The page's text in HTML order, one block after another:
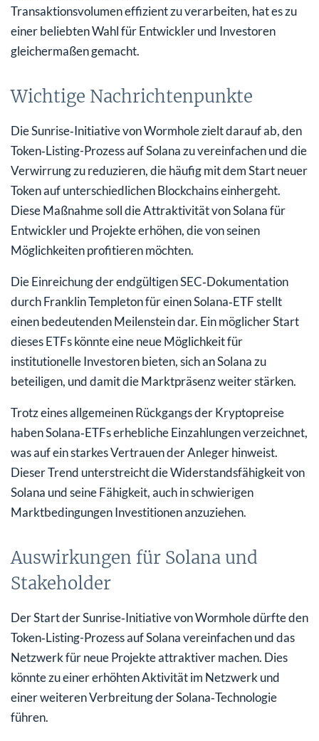
Transaktionsvolumen effizient zu verarbeiten, hat es zu
einer beliebten Wahl für Entwickler und Investoren
gleichermaßen gemacht.
Wichtige Nachrichtenpunkte
Die Sunrise‑Initiative von Wormhole zielt darauf ab, den
Token‑Listing-Prozess auf Solana zu vereinfachen und die
Verwirrung zu reduzieren, die häufig mit dem Start neuer
Token auf unterschiedlichen Blockchains einhergeht.
Diese Maßnahme soll die Attraktivität von Solana für
Entwickler und Projekte erhöhen, die von seinen
Möglichkeiten profitieren möchten.
Die Einreichung der endgültigen SEC‑Dokumentation
durch Franklin Templeton für einen Solana‑ETF stellt
einen bedeutenden Meilenstein dar. Ein möglicher Start
dieses ETFs könnte eine neue Möglichkeit für
institutionelle Investoren bieten, sich an Solana zu
beteiligen, und damit die Marktpräsenz weiter stärken.
Trotz eines allgemeinen Rückgangs der Kryptopreise
haben Solana‑ETFs erhebliche Einzahlungen verzeichnet,
was auf ein starkes Vertrauen der Anleger hinweist.
Dieser Trend unterstreicht die Widerstandsfähigkeit von
Solana und seine Fähigkeit, auch in schwierigen
Marktbedingungen Investitionen anzuziehen.
Auswirkungen für Solana und
Stakeholder
Der Start der Sunrise‑Initiative von Wormhole dürfte den
Token‑Listing-Prozess auf Solana vereinfachen und das
Netzwerk für neue Projekte attraktiver machen. Dies
könnte zu einer erhöhten Aktivität im Netzwerk und
einer weiteren Verbreitung der Solana‑Technologie
führen.